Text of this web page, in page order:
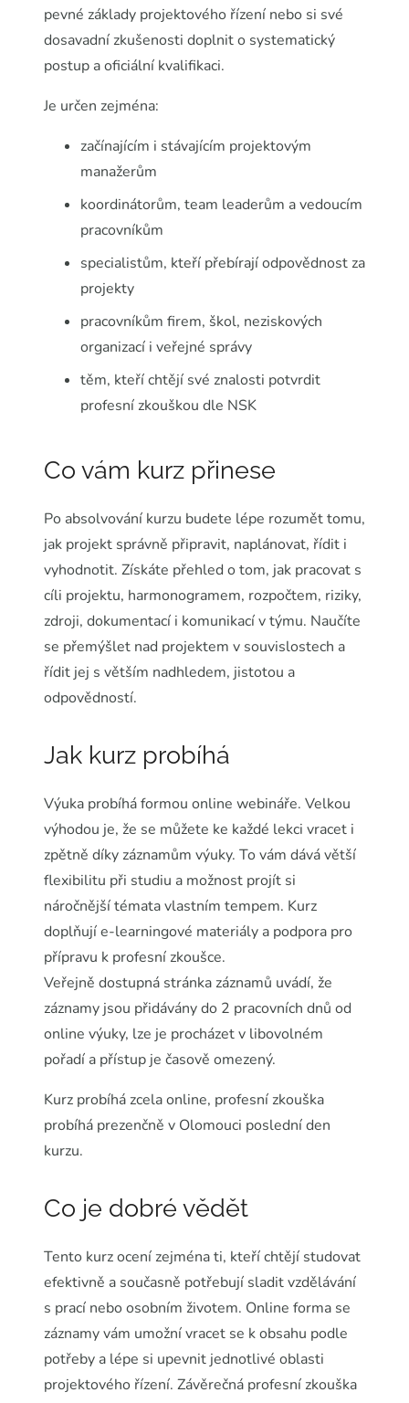
pevné základy projektového řízení nebo si své
dosavadní zkušenosti doplnit o systematický
postup a oficiální kvalifikaci.
Je určen zejména:
začínajícím i stávajícím projektovým
manažerům
koordinátorům, team leaderům a vedoucím
pracovníkům
specialistům, kteří přebírají odpovědnost za
projekty
pracovníkům firem, škol, neziskových
organizací i veřejné správy
těm, kteří chtějí své znalosti potvrdit
profesní zkouškou dle NSK
Co vám kurz přinese
Po absolvování kurzu budete lépe rozumět tomu,
jak projekt správně připravit, naplánovat, řídit i
vyhodnotit. Získáte přehled o tom, jak pracovat s
cíli projektu, harmonogramem, rozpočtem, riziky,
zdroji, dokumentací i komunikací v týmu. Naučíte
se přemýšlet nad projektem v souvislostech a
řídit jej s větším nadhledem, jistotou a
odpovědností.
Jak kurz probíhá
Výuka probíhá formou online webináře. Velkou
výhodou je, že se můžete ke každé lekci vracet i
zpětně díky záznamům výuky. To vám dává větší
flexibilitu při studiu a možnost projít si
náročnější témata vlastním tempem. Kurz
doplňují e-learningové materiály a podpora pro
přípravu k profesní zkoušce.
Veřejně dostupná stránka záznamů uvádí, že
záznamy jsou přidávány do 2 pracovních dnů od
online výuky, lze je procházet v libovolném
pořadí a přístup je časově omezený.
Kurz probíhá zcela online, profesní zkouška
probíhá prezenčně v Olomouci poslední den
kurzu.
Co je dobré vědět
Tento kurz ocení zejména ti, kteří chtějí studovat
efektivně a současně potřebují sladit vzdělávání
s prací nebo osobním životem. Online forma se
záznamy vám umožní vracet se k obsahu podle
potřeby a lépe si upevnit jednotlivé oblasti
projektového řízení. Závěrečná profesní zkouška